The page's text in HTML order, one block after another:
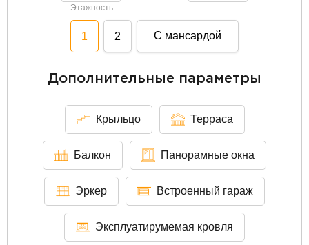
Этажность
1 2 С мансардой
Дополнительные параметры
Крыльцо Терраса
Балкон Панорамные окна
Эркер Встроенный гараж
Эксплуатирумемая кровля